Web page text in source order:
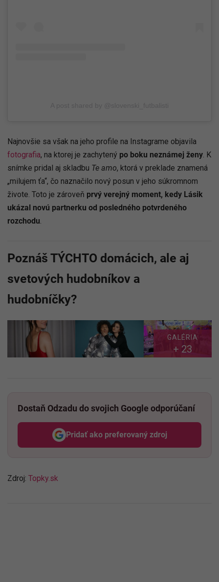
Najnovšie sa však na jeho profile na Instagrame objavila
fotografia, na ktorej je zachytený po boku neznámej ženy . K
snímke pridal aj skladbu Te amo, ktorá v preklade znamená
„milujem ťa“, čo naznačilo nový posun v jeho súkromnom
živote. Toto je zároveň prvý verejný moment, kedy Lásik
ukázal novú partnerku od posledného potvrdeného
rozchodu
Poznáš TÝCHTO domácich, ale aj
svetových hudobníkov a
hudobníčky?
GALÉRIA
+ 23
Dostaň Odzadu do svojich Google odporúčaní
Pridať ako preferovaný zdroj
Odzadu, odkaz sa otvorí v
Zdroj: Topky.sk